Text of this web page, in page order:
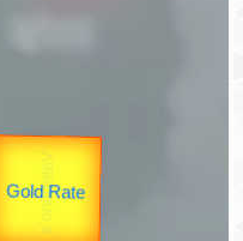
उप प्रधानमंत्री
Valentine's
उपराष्ट्रपति
unTV Special